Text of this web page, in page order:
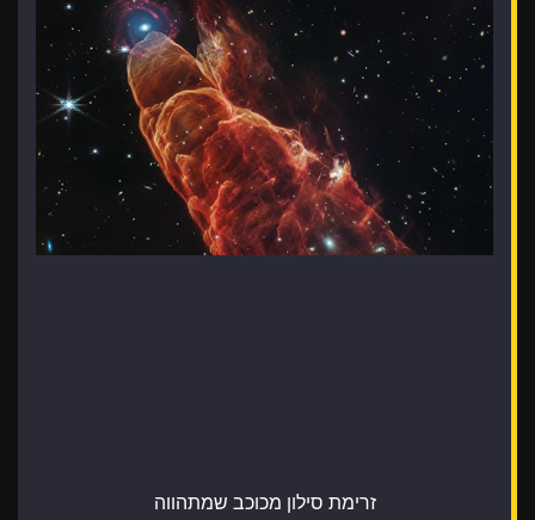
זרימת סילון מכוכב שמתהווה